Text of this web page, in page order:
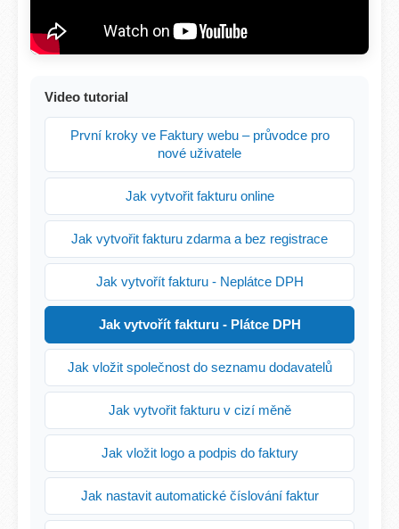
Video tutorial
První kroky ve Faktury webu – průvodce pro
nové uživatele
Jak vytvořit fakturu online
Jak vytvořit fakturu zdarma a bez registrace
Jak vytvořít fakturu - Neplátce DPH
Jak vytvořít fakturu - Plátce DPH
Jak vložit společnost do seznamu dodavatelů
Jak vytvořit fakturu v cizí měně
Jak vložit logo a podpis do faktury
Jak nastavit automatické číslování faktur